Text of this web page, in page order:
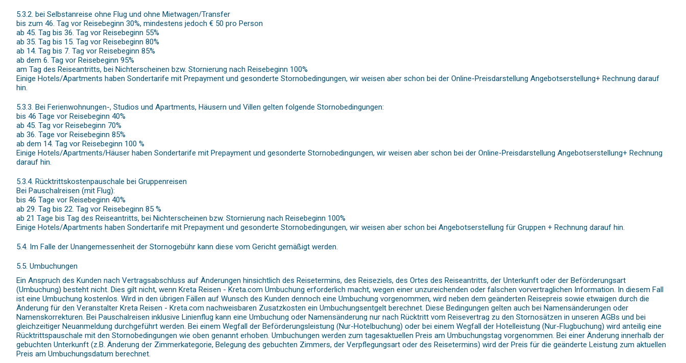
5.3.2. bei Selbstanreise ohne Flug und ohne Mietwagen/Transfer
bis zum 46. Tag vor Reisebeginn 30%, mindestens jedoch € 50 pro Person
ab 45. Tag bis 36. Tag vor Reisebeginn 55%
ab 35. Tag bis 15. Tag vor Reisebeginn 80%
ab 14. Tag bis 7. Tag vor Reisebeginn 85%
ab dem 6. Tag vor Reisebeginn 95%
am Tag des Reiseantritts, bei Nichterscheinen bzw. Stornierung nach Reisebeginn 100%
Einige Hotels/Apartments haben Sondertarife mit Prepayment und gesonderte Stornobedingungen, wir weisen aber schon bei der Online-Preisdarstellung Angebotserstellung+ Rechnung darauf
hin.
5.3.3. Bei Ferienwohnungen-, Studios und Apartments, Häusern und Villen gelten folgende Stornobedingungen:
bis 46 Tage vor Reisebeginn 40%
ab 45. Tag vor Reisebeginn 70%
ab 36. Tage vor Reisebeginn 85%
ab dem 14. Tag vor Reisebeginn 100 %
Einige Hotels/Apartments/Häuser haben Sondertarife mit Prepayment und gesonderte Stornobedingungen, wir weisen aber schon bei der Online-Preisdarstellung Angebotserstellung+ Rechnung
darauf hin.
5.3.4. Rücktrittskostenpauschale bei Gruppenreisen
Bei Pauschalreisen (mit Flug):
bis 46 Tage vor Reisebeginn 40%
ab 29. Tag bis 22. Tag vor Reisebeginn 85 %
ab 21 Tage bis Tag des Reiseantritts, bei Nichterscheinen bzw. Stornierung nach Reisebeginn 100%
Einige Hotels/Apartments haben Sondertarife mit Prepayment und gesonderte Stornobedingungen, wir weisen aber schon bei Angebotserstellung für Gruppen + Rechnung darauf hin.
5.4. Im Falle der Unangemessenheit der Stornogebühr kann diese vom Gericht gemäßigt werden.
5.5. Umbuchungen
Ein Anspruch des Kunden nach Vertragsabschluss auf Änderungen hinsichtlich des Reisetermins, des Reiseziels, des Ortes des Reiseantritts, der Unterkunft oder der Beförderungsart
(Umbuchung) besteht nicht. Dies gilt nicht, wenn Kreta Reisen - Kreta.com Umbuchung erforderlich macht, wegen einer unzureichenden oder falschen vorvertraglichen Information. In diesem Fall
ist eine Umbuchung kostenlos. Wird in den übrigen Fällen auf Wunsch des Kunden dennoch eine Umbuchung vorgenommen, wird neben dem geänderten Reisepreis sowie etwaigen durch die
Änderung für den Veranstalter Kreta Reisen - Kreta.com nachweisbaren Zusatzkosten ein Umbuchungsentgelt berechnet. Diese Bedingungen gelten auch bei Namensänderungen oder
Namenskorrekturen. Bei Pauschalreisen inklusive Linienflug kann eine Umbuchung oder Namensänderung nur nach Rücktritt vom Reisevertrag zu den Stornosätzen in unseren AGBs und bei
gleichzeitiger Neuanmeldung durchgeführt werden. Bei einem Wegfall der Beförderungsleistung (Nur-Hotelbuchung) oder bei einem Wegfall der Hotelleistung (Nur-Flugbuchung) wird anteilig eine
Rücktrittspauschale mit den Stornobedingungen wie oben genannt erhoben. Umbuchungen werden zum tagesaktuellen Preis am Umbuchungstag vorgenommen. Bei einer Änderung innerhalb der
gebuchten Unterkunft (z.B. Änderung der Zimmerkategorie, Belegung des gebuchten Zimmers, der Verpflegungsart oder des Reisetermins) wird der Preis für die geänderte Leistung zum aktuellen
Preis am Umbuchungsdatum berechnet.